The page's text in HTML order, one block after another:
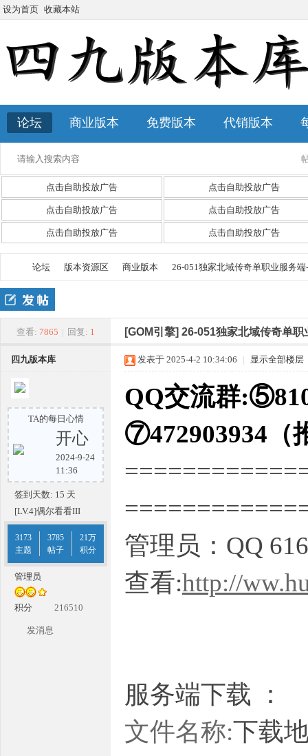
设为首页 收藏本站
论坛 商业版本 免费版本 代销版本
点击自助投放广告 点击自助投放广告
点击自助投放广告 点击自助投放广告
点击自助投放广告 点击自助投放广告
九
»
论坛 版本资源区 商业版本
›
26-051独家北域传奇单职业服务端
查看: 7865 | 回复: 1 [GOM引擎] 26-051独家北域传奇单
四九版本库
TA的每日心情
开心
2024-9-24
11:36
签到天数: 15 天
[LV.4]偶尔看看III
3173
主题
3785
帖子
21万
积分
管理员
积分 216510
发消息
发表于 2025-4-2 10:34:06 | 显示全部楼层
QQ交流群
⑦472903934（
管理员：QQ
查看:http://
服务端下载 ：
文件名称:下载